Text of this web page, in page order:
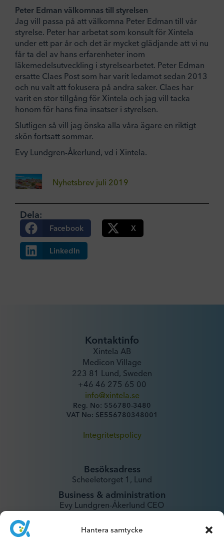
Hantera samtycke
Peter Edman välkomnas till styrelsen
Jag vill passa på att välkomna Peter Edman till vår
styrelse. Peter har arbetat som konsult för Xintela
under ett par år och det är mycket glädjande att vi nu
får ta del av hans erfarenheter inom
läkemedelsutveckling i styrelsearbetet. Peter Edman
ersatte Claes Post som har varit ledamot sedan 2013
och nu valt att fokusera på andra saker. Claes har
varit en stor tillgång för Xintela och jag vill tacka
honom för hans fina insatser i styrelsen.
Slutligen så vill jag önska alla våra ägare en riktigt
skön fortsatt sommar.
Evy Lundgren-Åkerlund, vd i Xintela.
Nyhetsbrev juli 2019
Dela:
Facebook X
LinkedIn
Kontaktinfo
Xintela AB
Medicon Village
223 81 Lund, Sweden
+46 46 275 65 00
info@xintela.se
Reg. No: 556780-3480
VAT No: SE556780348001
Integritetspolicy
Besöksadress
Scheeletorget 1, Lund
Business & administration
Evy Lundgren-Åkerlund CEO